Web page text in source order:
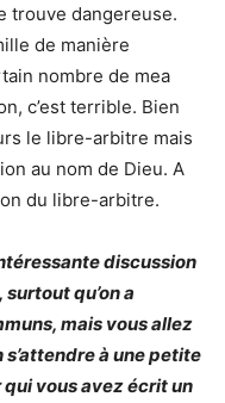
trouve dangereuse.
de manière
nombre de mea
c’est terrible. Bien
le libre-arbitre mais
au nom de Dieu. A
du libre-arbitre.
discussion
qu’on a
mais vous allez
à une petite
vous avez écrit un